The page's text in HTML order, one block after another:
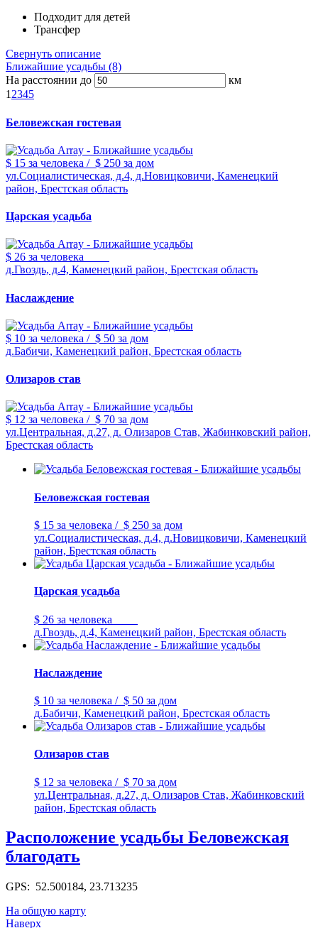
Подходит для детей
Трансфер
Свернуть описание
Ближайшие усадьбы (8)
На расстоянии до
км
1 2345
Беловежская гостевая
$ 15 за человека / $ 250 за дом
ул.Социалистическая, д.4, д.Новицковичи, Каменецкий
район, Брестская область
Царская усадьба
$ 26 за человека
д.Гвоздь, д.4, Каменецкий район, Брестская область
Наслаждение
$ 10 за человека / $ 50 за дом
д.Бабичи, Каменецкий район, Брестская область
Олизаров став
$ 12 за человека / $ 70 за дом
ул.Центральная, д.27, д. Олизаров Став, Жабинковский район,
Брестская область
Беловежская гостевая
$ 15 за человека / $ 250 за дом
ул.Социалистическая, д.4, д.Новицковичи, Каменецкий
район, Брестская область
Царская усадьба
$ 26 за человека
д.Гвоздь, д.4, Каменецкий район, Брестская область
Наслаждение
$ 10 за человека / $ 50 за дом
д.Бабичи, Каменецкий район, Брестская область
Олизаров став
$ 12 за человека / $ 70 за дом
ул.Центральная, д.27, д. Олизаров Став, Жабинковский
район, Брестская область
Расположение усадьбы Беловежская
благодать
GPS: 52.500184, 23.713235
На общую карту
Наверх